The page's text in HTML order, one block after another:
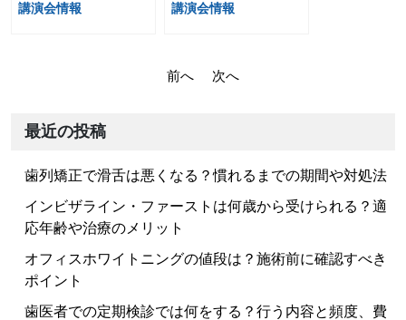
講演会情報 講演会情報
ナ
ゲ
ー
シ
ョ
ン
前へ 次へ
最近の投稿
歯列矯正で滑舌は悪くなる？慣れるまでの期間や対処法
インビザライン・ファーストは何歳から受けられる？適
応年齢や治療のメリット
オフィスホワイトニングの値段は？施術前に確認すべき
ポイント
歯医者での定期検診では何をする？行う内容と頻度、費